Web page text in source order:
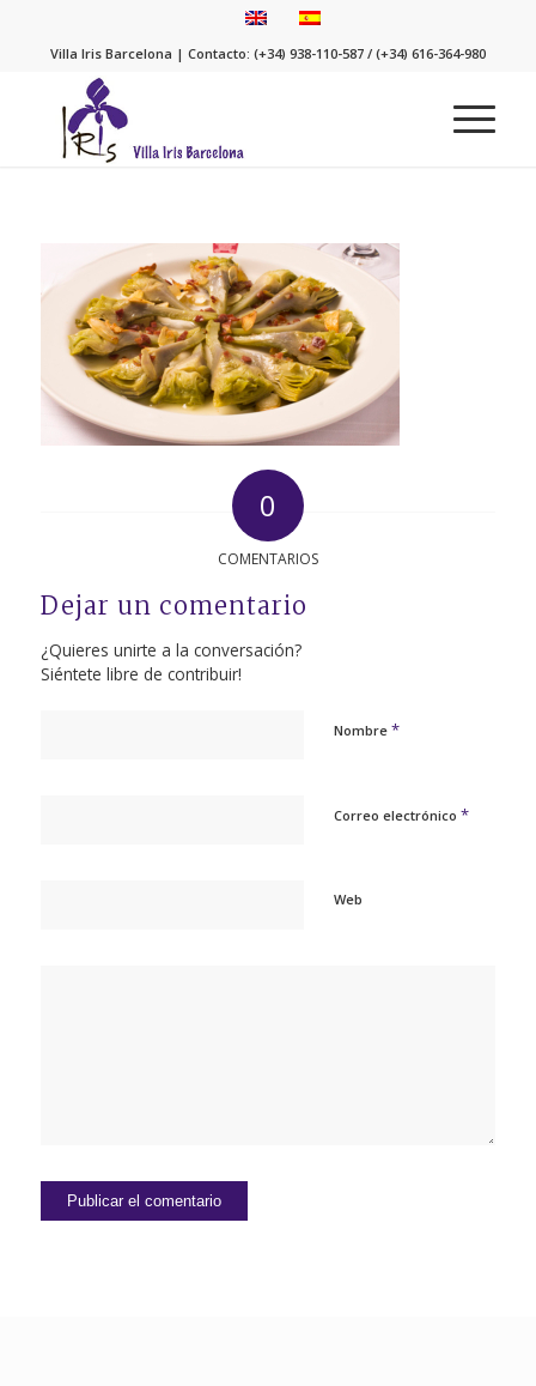
Villa Iris Barcelona | Contacto: (+34) 938-110-587 / (+34) 616-364-980
0
COMENTARIOS
Dejar un comentario
¿Quieres unirte a la conversación?
Siéntete libre de contribuir!
Nombre *
Correo electrónico *
Web